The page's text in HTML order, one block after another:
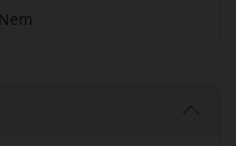
Nem